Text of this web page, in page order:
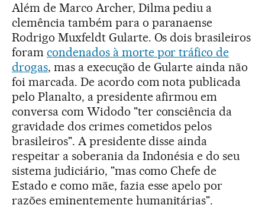
Além de Marco Archer, Dilma pediu a
clemência também para o paranaense
Rodrigo Muxfeldt Gularte. Os dois brasileiros
foram condenados à morte por tráfico de
drogas, mas a execução de Gularte ainda não
foi marcada. De acordo com nota publicada
pelo Planalto, a presidente afirmou em
conversa com Widodo "ter consciência da
gravidade dos crimes cometidos pelos
brasileiros". A presidente disse ainda
respeitar a soberania da Indonésia e do seu
sistema judiciário, "mas como Chefe de
Estado e como mãe, fazia esse apelo por
razões eminentemente humanitárias".